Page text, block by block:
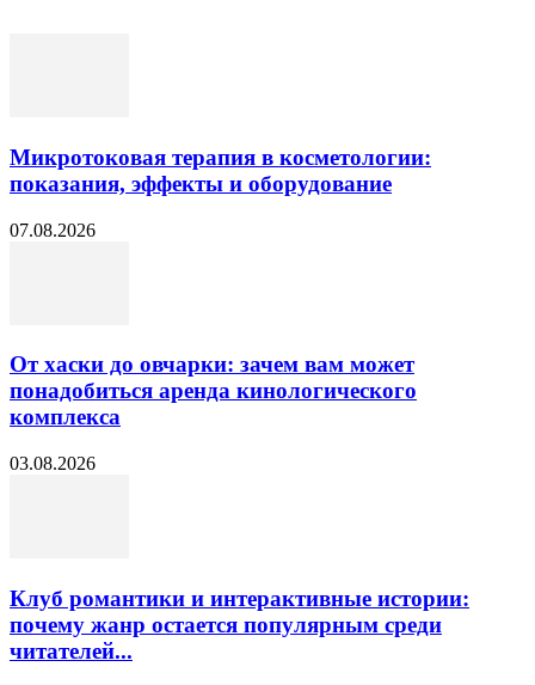
Микротоковая терапия в косметологии:
показания, эффекты и оборудование
07.08.2026
От хаски до овчарки: зачем вам может
понадобиться аренда кинологического
комплекса
03.08.2026
Клуб романтики и интерактивные истории:
почему жанр остается популярным среди
читателей...